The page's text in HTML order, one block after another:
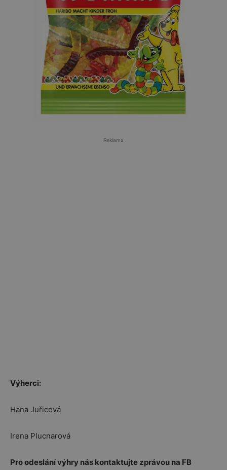
Reklama
Výherci:
Hana Juřicová
Irena Plucnarová
Pro odeslání výhry nás kontaktujte zprávou na FB